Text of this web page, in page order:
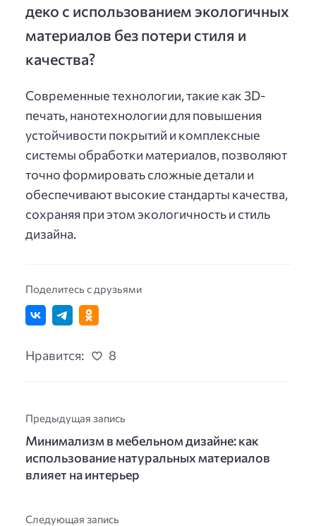
деко с использованием экологичных
материалов без потери стиля и
качества?
Современные технологии, такие как 3D-
печать, нанотехнологии для повышения
устойчивости покрытий и комплексные
системы обработки материалов, позволяют
точно формировать сложные детали и
обеспечивают высокие стандарты качества,
сохраняя при этом экологичность и стиль
дизайна.
Поделитесь с друзьями
Нравится: 8
Предыдущая запись
Минимализм в мебельном дизайне: как
использование натуральных материалов
влияет на интерьер
Следующая запись